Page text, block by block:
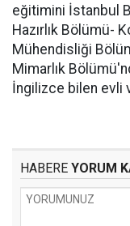
eğitimini İstanbul
Hazırlık Bölümü-
Mühendisliği
Mimarlık
İngilizce bilen evli
HABERE YORUM